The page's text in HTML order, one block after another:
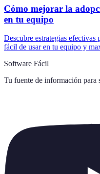
Cómo mejorar la
en tu equipo
Descubre estrategias
fácil de usar en tu equipo y
Software Fácil
Tu fuente de información para